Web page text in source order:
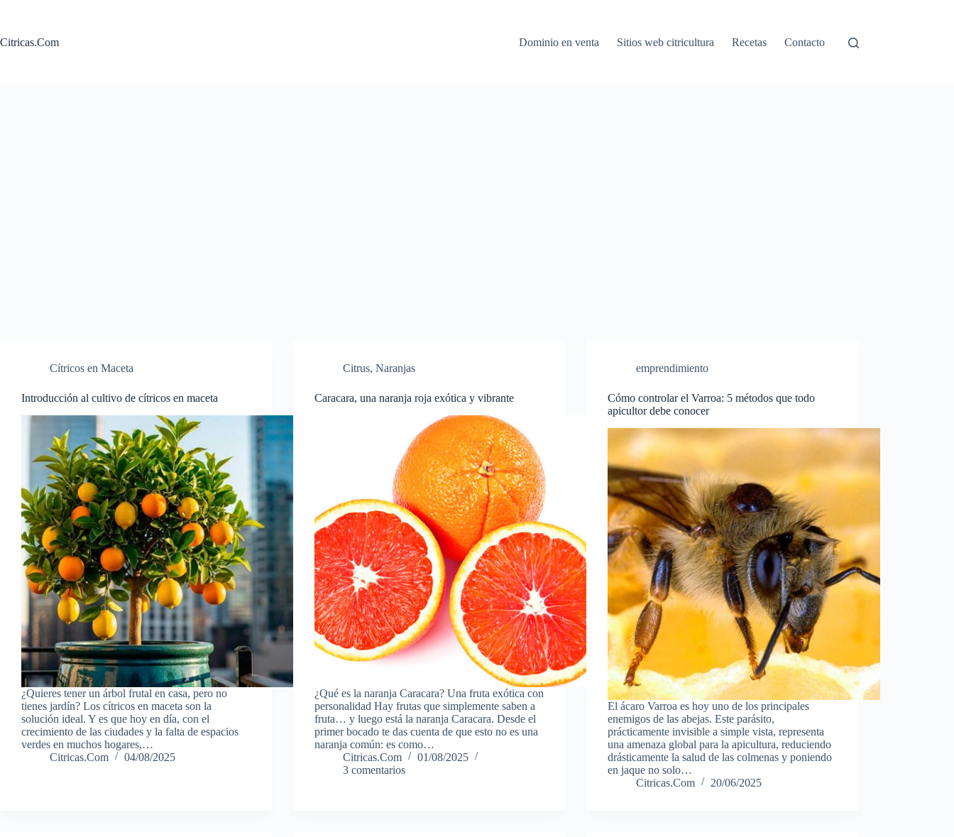
Citricas.Com
Dominio en venta Sitios web citricultura Recetas Contacto
Cítricos en Maceta
Introducción al cultivo de cítricos en maceta
¿Quieres tener un árbol frutal en casa, pero no
tienes jardín? Los cítricos en maceta son la
solución ideal. Y es que hoy en día, con el
crecimiento de las ciudades y la falta de espacios
verdes en muchos hogares,…
Citricas.Com
04/08/2025
Citrus,Naranjas
Caracara, una naranja roja exótica y vibrante
¿Qué es la naranja Caracara? Una fruta exótica con
personalidad Hay frutas que simplemente saben a
fruta… y luego está la naranja Caracara. Desde el
primer bocado te das cuenta de que esto no es una
naranja común: es como…
Citricas.Com
01/08/2025
3 comentarios
emprendimiento
Cómo controlar el Varroa: 5 métodos que todo
apicultor debe conocer
El ácaro Varroa es hoy uno de los principales
enemigos de las abejas. Este parásito,
prácticamente invisible a simple vista, representa
una amenaza global para la apicultura, reduciendo
drásticamente la salud de las colmenas y poniendo
en jaque no solo…
Citricas.Com
20/06/2025